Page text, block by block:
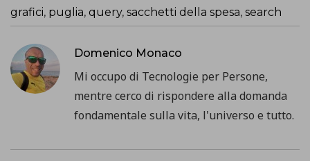
grafici, puglia, query, sacchetti della spesa, search
Domenico Monaco
Mi occupo di Tecnologie per Persone,
mentre cerco di rispondere alla domanda
fondamentale sulla vita, l'universo e tutto.